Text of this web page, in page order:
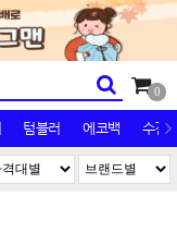
0
텀블러 에코백 수건/